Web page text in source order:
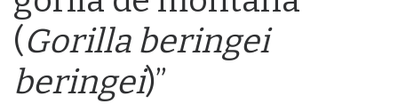
(Gorilla beringei
beringei)”